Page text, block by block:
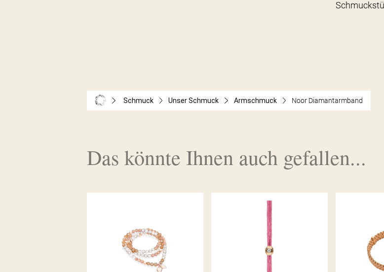
Schmuck Unser Schmuck Armschmuck Noor Diamantarmband
Das könnte Ihnen auch gefallen...
INDIA ARMBAND CAMEL ARMBAND COLORTAIRE
FLEX’IT